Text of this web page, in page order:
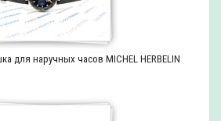
для наручных часов MICHEL HERBELIN